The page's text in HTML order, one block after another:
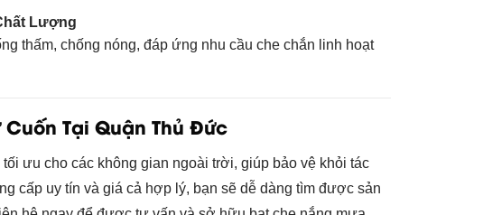
Lượng
thấm, chống nóng, đáp ứng nhu cầu che chắn linh hoạt
Tại Quận Thủ Đức
ưu cho các không gian ngoài trời, giúp bảo vệ khỏi tác
cấp uy tín và giá cả hợp lý, bạn sẽ dễ dàng tìm được sản